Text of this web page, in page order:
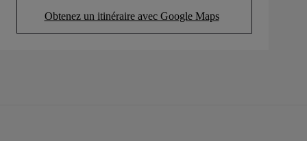
Obtenez un itinéraire avec Google Maps
(Opens in new tab)